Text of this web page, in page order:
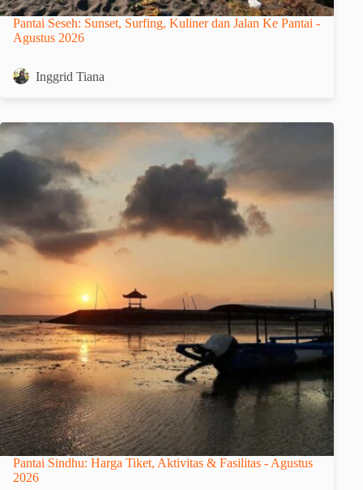
Pantai Seseh: Sunset, Surfing, Kuliner dan Jalan Ke Pantai -
Agustus 2026
Inggrid Tiana
Pantai Sindhu: Harga Tiket, Aktivitas & Fasilitas - Agustus
2026